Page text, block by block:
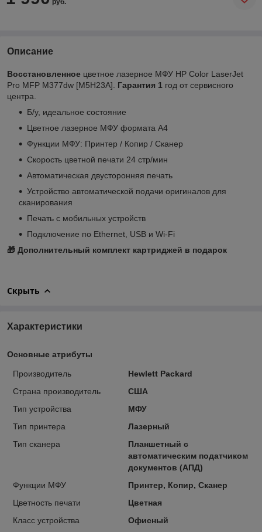
Описание
Восстановленное цветное лазерное МФУ HP Color LaserJet
Pro MFP M377dw [M5H23A]. Гарантия 1 год от сервисного
центра.
Б/у, идеальное состояние
Цветное лазерное МФУ формата А4
Функции МФУ: Принтер / Копир / Сканер
Скорость цветной печати 24 стр/мин
Автоматическая двусторонняя печать
Устройство автоматической подачи оригиналов для
сканирования
Печать с мобильных устройств
Подключение по Ethernet, USB и Wi-Fi
🎁 Дополнительный комплект картриджей в подарок
Скрыть
Характеристики
Основные атрибуты
Производитель
Hewlett Packard
Страна производитель
США
Тип устройства
МФУ
Тип принтера
Лазерный
Тип сканера
Планшетный с
автоматическим податчиком
документов (АПД)
Функции МФУ
Принтер, Копир, Сканер
Цветность печати
Цветная
Класс устройства
Офисный